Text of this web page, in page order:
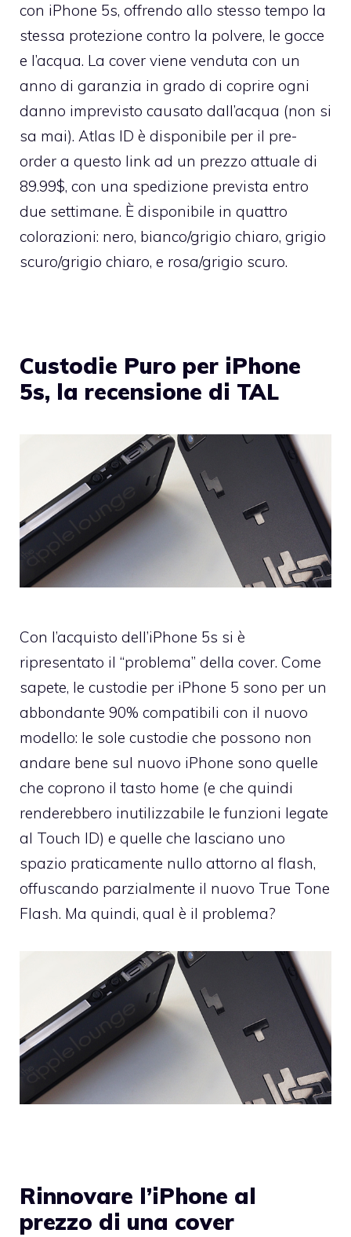
con iPhone 5s, offrendo allo stesso tempo la
stessa protezione contro la polvere, le gocce
e l’acqua. La cover viene venduta con un
anno di garanzia in grado di coprire ogni
danno imprevisto causato dall’acqua (non si
sa mai). Atlas ID è disponibile per il pre-
order a questo link ad un prezzo attuale di
89.99$, con una spedizione prevista entro
due settimane. È disponibile in quattro
colorazioni: nero, bianco/grigio chiaro, grigio
scuro/grigio chiaro, e rosa/grigio scuro.
Custodie Puro per iPhone
5s, la recensione di TAL
Con l’acquisto dell’iPhone 5s si è
ripresentato il “problema” della cover. Come
sapete, le custodie per iPhone 5 sono per un
abbondante 90% compatibili con il nuovo
modello: le sole custodie che possono non
andare bene sul nuovo iPhone sono quelle
che coprono il tasto home (e che quindi
renderebbero inutilizzabile le funzioni legate
al Touch ID) e quelle che lasciano uno
spazio praticamente nullo attorno al flash,
offuscando parzialmente il nuovo True Tone
Flash. Ma quindi, qual è il problema?
Rinnovare l’iPhone al
prezzo di una cover